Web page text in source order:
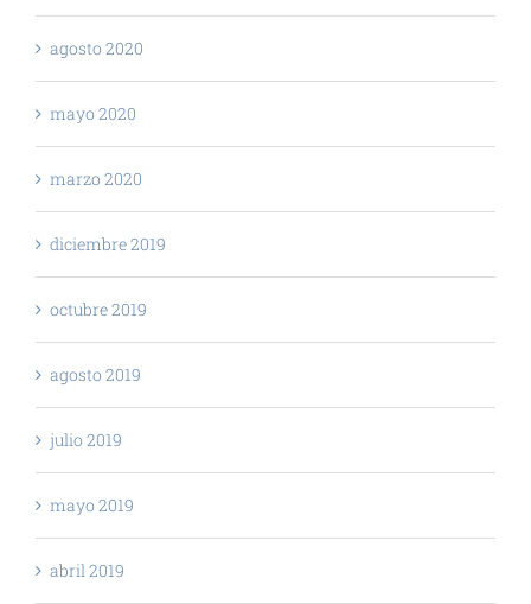
agosto 2020
mayo 2020
marzo 2020
diciembre 2019
octubre 2019
agosto 2019
julio 2019
mayo 2019
abril 2019